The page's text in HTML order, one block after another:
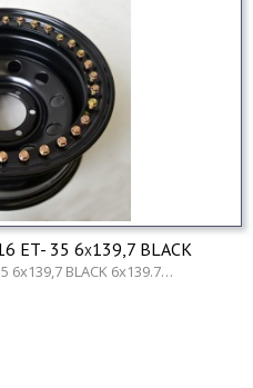
ET- 35 6x139,7 BLACK
6x139,7 BLACK 6x139.7…